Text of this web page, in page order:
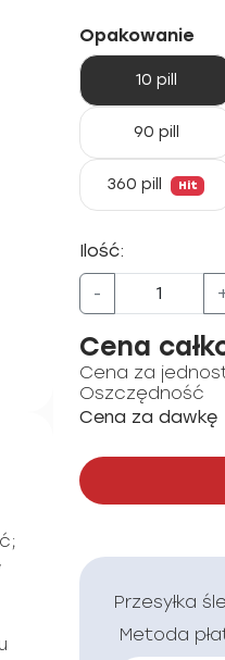
Opakowanie
10 pill
90 pill
360 pill Hit
Ilość:
-
Cena
Cena za
Oszczędność
Cena za dawkę
Przesyłka
Metoda